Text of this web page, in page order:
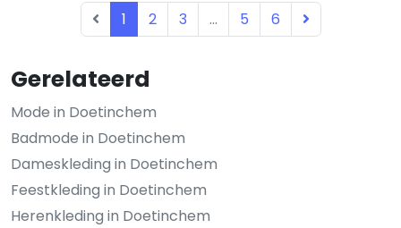
Gerelateerd
Mode in Doetinchem
Badmode in Doetinchem
Dameskleding in Doetinchem
Feestkleding in Doetinchem
Herenkleding in Doetinchem
1 2 3 ... 5 6